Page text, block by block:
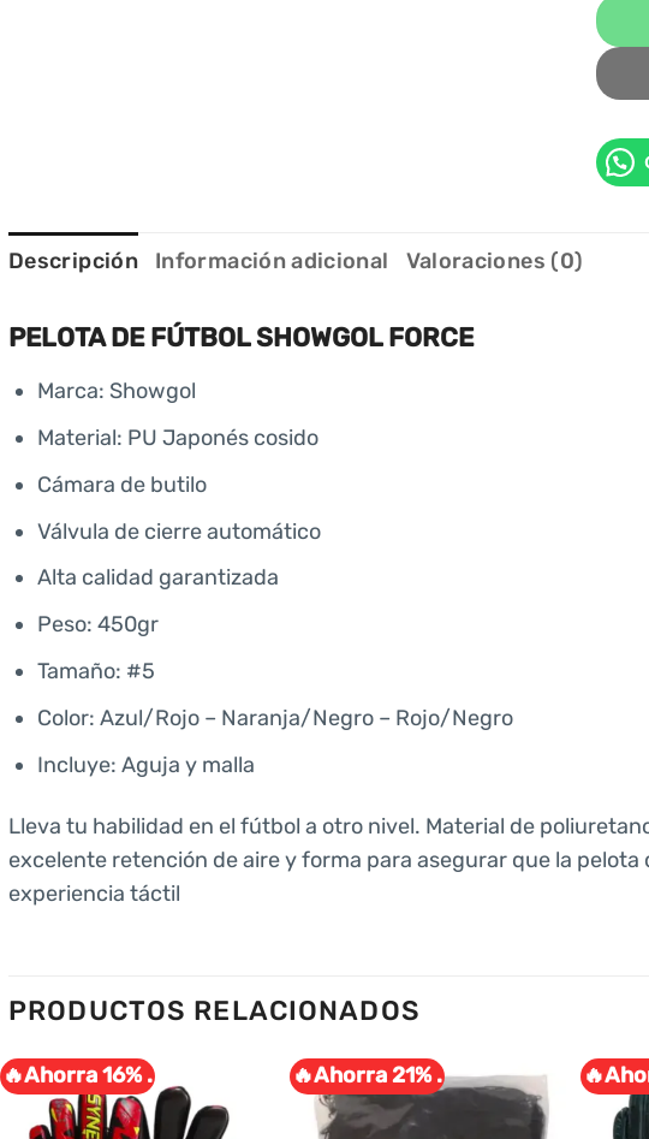
Descripción Información adicional Valoraciones (0)
PELOTA DE FÚTBOL SHOWGOL FORCE
Marca: Showgol
Material: PU Japonés cosido
Cámara de butilo
Válvula de cierre automático
Alta calidad garantizada
Peso: 450gr
Tamaño: #5
Color: Azul/Rojo – Naranja/Negro – Rojo/Negro
Incluye: Aguja y malla
Lleva tu habilidad en el fútbol a otro nivel. Material de
excelente retención de aire y forma para asegurar que la
experiencia táctil
PRODUCTOS RELACIONADOS
🔥Ahorra 16% . 🔥Ahorra 21% .